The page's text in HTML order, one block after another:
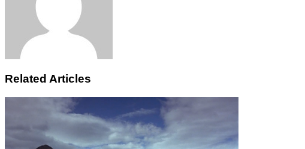
Related Articles